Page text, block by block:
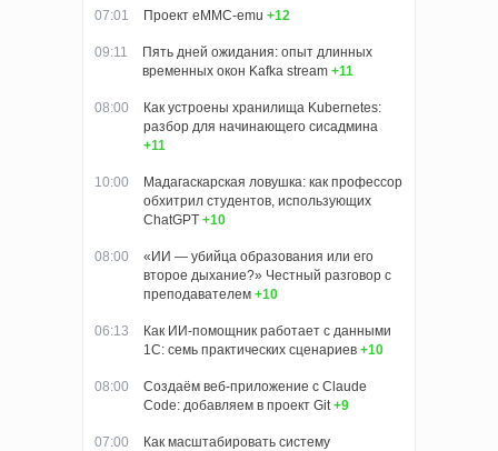
07:01 Проект eMMC-emu +12
09:11
Пять дней ожидания: опыт длинных
временных окон Kafka stream +11
08:00
Как устроены хранилища Kubernetes:
разбор для начинающего сисадмина
+11
10:00
Мадагаскарская ловушка: как профессор
обхитрил студентов, использующих
ChatGPT +10
08:00
«ИИ — убийца образования или его
второе дыхание?» Честный разговор с
преподавателем +10
06:13
Как ИИ-помощник работает с данными
1С: семь практических сценариев +10
08:00
Создаём веб-приложение с Claude
Code: добавляем в проект Git +9
07:00
Как масштабировать систему